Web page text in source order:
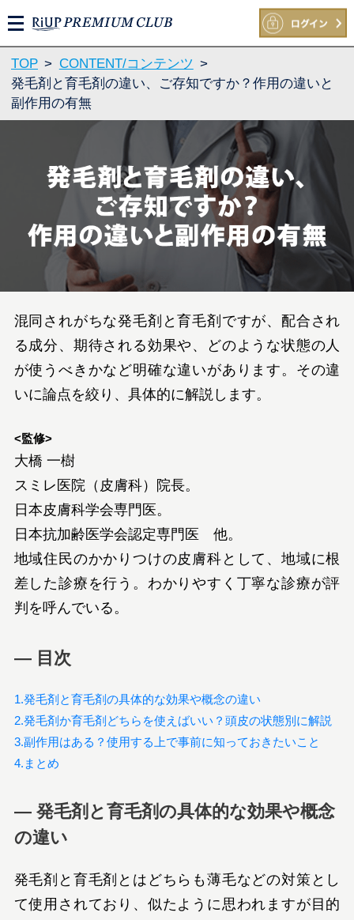
M
N
U
TOP > CONTENT/コンテンツ >
発毛剤と育毛剤の違い、ご存知ですか？作用の違いと
副作用の有無
混同されがちな発毛剤と育毛剤ですが、配合され
る成分、期待される効果や、どのような状態の人
が使うべきかなど明確な違いがあります。その違
いに論点を絞り、具体的に解説します。
<監修>
大橋 一樹
スミレ医院（皮膚科）院長。
日本皮膚科学会専門医。
日本抗加齢医学会認定専門医 他。
地域住民のかかりつけの皮膚科として、地域に根
差した診療を行う。わかりやすく丁寧な診療が評
判を呼んでいる。
― 目次
1.発毛剤と育毛剤の具体的な効果や概念の違い
2.発毛剤か育毛剤どちらを使えばいい？頭皮の状態別に解説
3.副作用はある？使用する上で事前に知っておきたいこと
4.まとめ
― 発毛剤と育毛剤の具体的な効果や概念
の違い
発毛剤と育毛剤とはどちらも薄毛などの対策とし
て使用されており、似たように思われますが目的